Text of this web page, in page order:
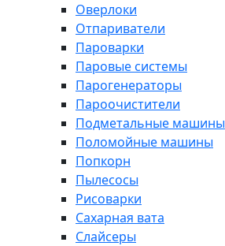
Оверлоки
Отпариватели
Пароварки
Паровые системы
Парогенераторы
Пароочистители
Подметальные машины
Поломойные машины
Попкорн
Пылесосы
Рисоварки
Сахарная вата
Слайсеры